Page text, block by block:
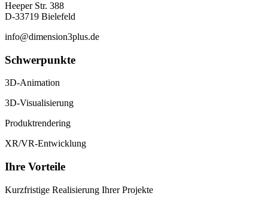
Heeper Str. 388
D-33719 Bielefeld
info@dimension3plus.de
Schwerpunkte
3D-Animation
3D-Visualisierung
Produktrendering
XR/VR-Entwicklung
Ihre Vorteile
Kurzfristige Realisierung Ihrer Projekte